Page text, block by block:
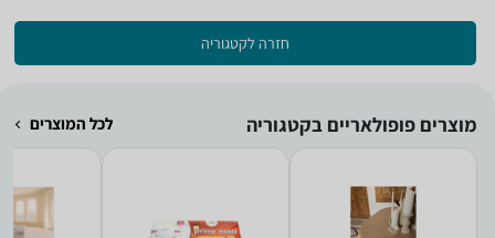
חזרה לקטגוריה
מוצרים פופולאריים בקטגוריה לכל המוצרים